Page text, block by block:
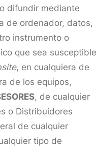
difundir mediante
de ordenador, datos,
instrumento o
que sea susceptible
, en cualquiera de
de los equipos,
, de cualquier
o Distribuidores
de cualquier
tipo de